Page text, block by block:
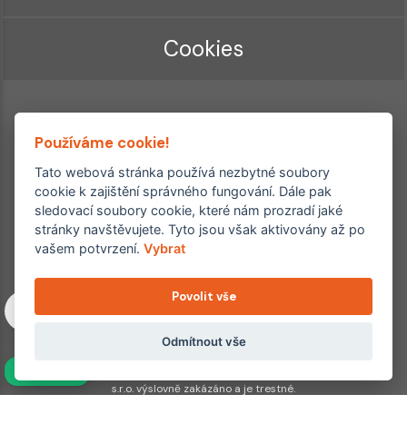
Cookies
Ordinace roku
Rehabilitační ordinace
2. místo – 2017/2019
Copyright © 2011–2026 FYZIOklinika s.r.o.
Machkova 1642/2, Praha 4, Jižní Město – Chodov
Všechna práva vyhrazena. Jakékoliv užití obsahu či jeho částí
s.r.o. výslovně zakázáno a je trestné.
Používáme cookie!
Tato webová stránka používá nezbytné soubory
cookie k zajištění správného fungování. Dále pak
sledovací soubory cookie, které nám prozradí jaké
stránky navštěvujete. Tyto jsou však aktivovány až po
vašem potvrzení.Vybrat
Povolit vše
Odmítnout vše